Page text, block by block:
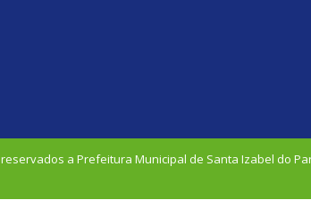
a Prefeitura Municipal de Santa Izabel do